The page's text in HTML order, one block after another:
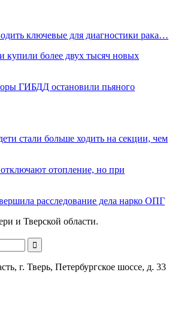
ключевые для диагностики рака…
купили более двух тысяч новых
ГИБДД остановили пьяного
стали больше ходить на секции, чем
отопление, но при
расследование дела нарко ОПГ
и Тверской области.
г. Тверь, Петербургское шоссе, д. 33